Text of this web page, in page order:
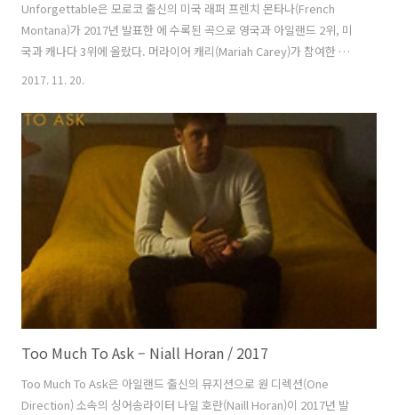
Unforgettable은 모로코 출신의 미국 래퍼 프렌치 몬타나(French
Montana)가 2017년 발표한 에 수록된 곡으로 영국과 아일랜드 2위, 미
국과 캐나다 3위에 올랐다. 머라이어 캐리(Mariah Carey)가 참여한 리
적으로 편집되었다. 프로듀서로는 인디애나의 프로덕션 트리오 원마인
드(1Mind), 토론토에서 활동하는 재겐(Jaegen), 캘리포니아에서 활동
하는 CP DUBB이 맡았다. 원마인드의 맥 숱핀(Mac Sutphin)이 지니어
스에서 한 말을 정리하면, 맥이 인디애나 대학의 봄 축제에 갔을 때 드레
이크(Drake)의 에 참여할..
2017. 11. 20.
Too Much To Ask – Niall Horan / 2017
Too Much To Ask은 아일랜드 출신의 뮤지션으로 원 디렉션(One
Direction) 소속의 싱어송라이터 나일 호란(Naill Horan)이 2017년 발